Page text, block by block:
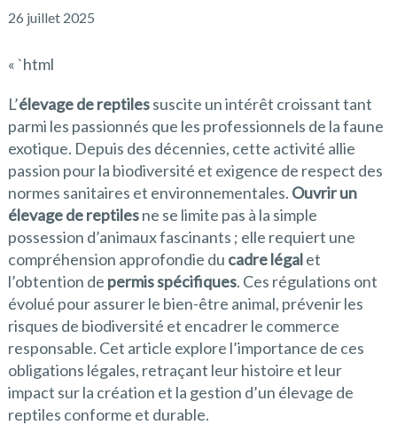
26 juillet 2025
« `html
L’élevage de reptilessuscite un intérêt croissant tant
parmi les passionnés que les professionnels de la faune
exotique. Depuis des décennies, cette activité allie
passion pour la biodiversité et exigence de respect des
normes sanitaires et environnementales. Ouvrir un
élevage de reptilesne se limite pas à la simple
possession d’animaux fascinants ; elle requiert une
compréhension approfondie du cadre légalet
l’obtention de permis spécifiques. Ces régulations ont
évolué pour assurer le bien-être animal, prévenir les
risques de biodiversité et encadrer le commerce
responsable. Cet article explore l’importance de ces
obligations légales, retraçant leur histoire et leur
impact sur la création et la gestion d’un élevage de
reptiles conforme et durable.